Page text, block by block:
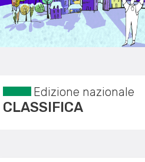
Edizione nazionale
CLASSIFICA